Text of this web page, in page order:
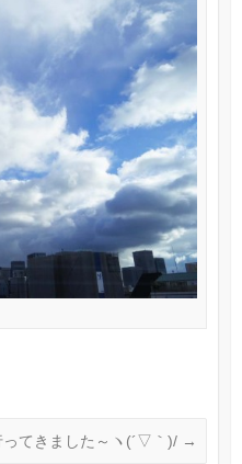
ってきました～ヽ(´▽｀)/ →